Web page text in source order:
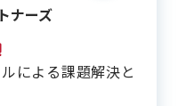
ナーズ
による課題解決と